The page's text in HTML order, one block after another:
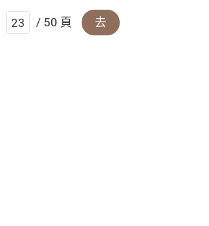
/ 50 頁 去